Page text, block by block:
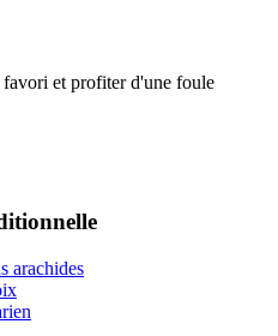
favori et profiter d'une foule
arachides